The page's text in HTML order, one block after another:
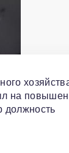
на
должность